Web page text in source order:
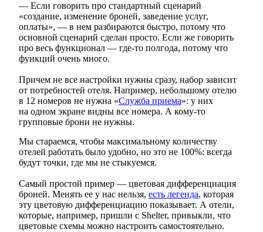
— Если говорить про стандартный сценарий
«создание, изменение броней, заведение услуг,
оплаты», — в нем разбираются быстро, потому что
основной сценарий сделан просто. Если же говорить
про весь функционал — где-то полгода, потому что
функций очень много.
Причем не все настройки нужны сразу, набор зависит
от потребностей отеля. Например, небольшому отелю
в 12 номеров не нужна «Служба приема»: у них
на одном экране видны все номера. А кому-то
групповые брони не нужны.
Мы стараемся, чтобы максимальному количеству
отелей работать было удобно, но это не 100%: всегда
будут точки, где мы не стыкуемся.
Самый простой пример — цветовая дифференциация
броней. Менять ее у нас нельзя, есть легенда, которая
эту цветовую дифференциацию показывает. А отели,
которые, например, пришли с Shelter, привыкли, что
цветовые схемы можно настроить самостоятельно.